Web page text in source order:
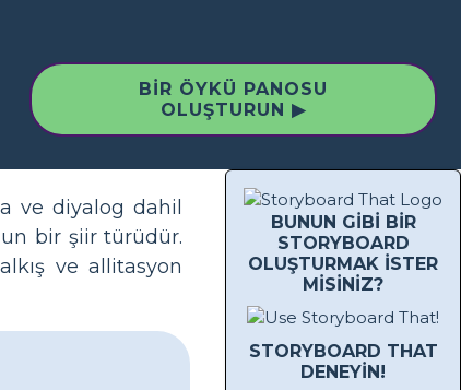
BIR ÖYKÜ PANOSU
OLUŞTURUN ▶
BUNUN GIBI BIR
STORYBOARD
OLUŞTURMAK ISTER
MISINIZ?
STORYBOARD THAT
DENEYIN!
ve diyalog dahil
bir şiir türüdür.
ve allitasyon